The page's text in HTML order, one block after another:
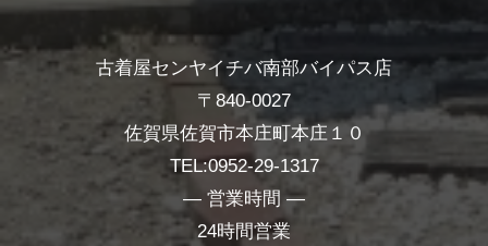
古着屋センヤイチバ南部バイパス店
〒840-0027
佐賀県佐賀市本庄町本庄１０
TEL:0952-29-1317
― 営業時間 ―
24時間営業